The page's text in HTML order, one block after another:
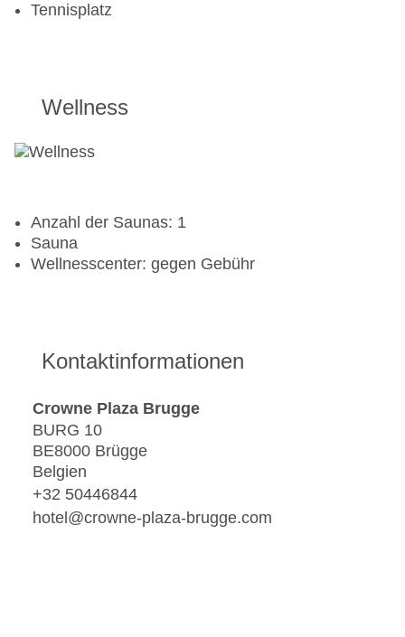
Tennisplatz
Wellness
Anzahl der Saunas: 1
Sauna
Wellnesscenter: gegen Gebühr
Kontaktinformationen
Crowne Plaza Brugge
BURG 10
BE8000 Brügge
Belgien
+32 50446844
hotel@crowne-plaza-brugge.com